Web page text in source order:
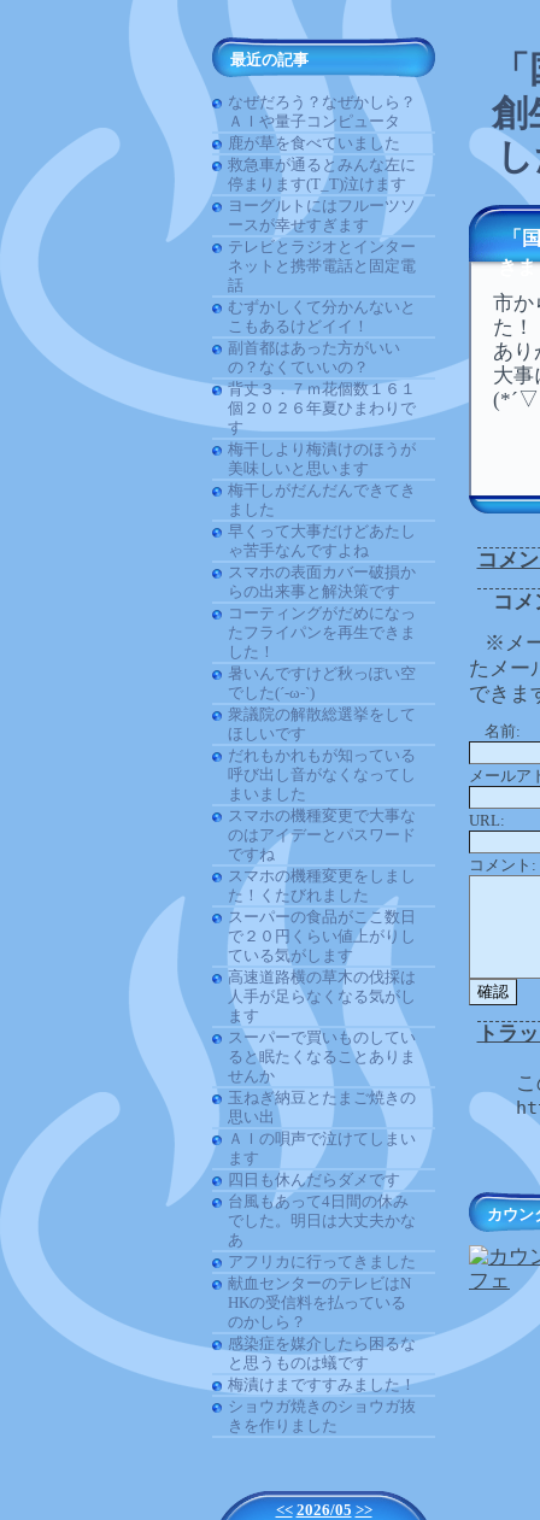
創
最近の記事
なぜだろう？なぜかしら？
ＡＩや量子コンピュータ
鹿が草を食べていました
救急車が通るとみんな左に
停まります(T_T)泣けます
ヨーグルトにはフルーツソ
ースが幸せすぎます
テレビとラジオとインター
ネットと携帯電話と固定電
話
むずかしくて分かんないと
こもあるけどイイ！
副首都はあった方がいい
の？なくていいの？
背丈３．７ｍ花個数１６１
個２０２６年夏ひまわりで
す
梅干しより梅漬けのほうが
美味しいと思います
梅干しがだんだんできてき
ました
早くって大事だけどあたし
ゃ苦手なんですよね
スマホの表面カバー破損か
らの出来事と解決策です
コーティングがだめになっ
たフライパンを再生できま
した！
暑いんですけど秋っぽい空
でした(´-ω-`)
衆議院の解散総選挙をして
ほしいです
だれもかれもが知っている
呼び出し音がなくなってし
まいました
スマホの機種変更で大事な
のはアイデーとパスワード
ですね
スマホの機種変更をしまし
た！くたびれました
スーパーの食品がここ数日
で２０円くらい値上がりし
ている気がします
高速道路横の草木の伐採は
人手が足らなくなる気がし
ます
スーパーで買いものしてい
ると眠たくなることありま
せんか
玉ねぎ納豆とたまご焼きの
思い出
ＡＩの唄声で泣けてしまい
ます
四日も休んだらダメです
台風もあって4日間の休み
でした。明日は大丈夫かな
あ
アフリカに行ってきました
献血センターのテレビはN
HKの受信料を払っている
のかしら？
感染症を媒介したら困るな
と思うものは蟻です
梅漬けまですすみました！
ショウガ焼きのショウガ抜
きを作りました
<< 2026/05 >>
「
き
市か
た！
あり
大事
コメ
コ
※メ
たメー
できま
名前:
メールア
URL:
コメント:
トラ
カウン